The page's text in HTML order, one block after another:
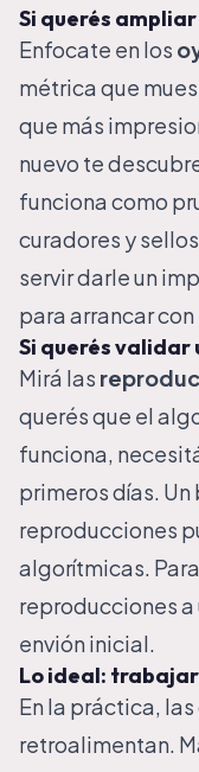
Si querés
Enfocate en los
métrica que
que más
nuevo te
funciona como
curadores y
servirdarle un
para arrancar
Si querés validar
Mirá las
querés que el
funciona,
primeros días.
reproducciones
algorítmicas.
reproducciones
envión inicial.
Lo ideal:
En la práctica,
retroalimentan.